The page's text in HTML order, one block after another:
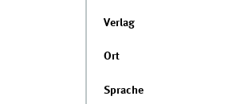
Verlag
Ort
Sprache